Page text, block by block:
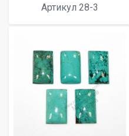
Артикул 28-3